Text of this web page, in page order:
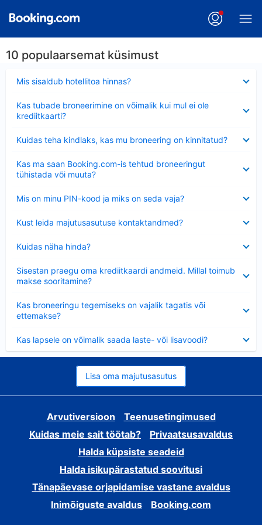
10 populaarsemat küsimust
Mis sisaldub hotellitoa hinnas?
Kas tubade broneerimine on võimalik kui mul ei ole
krediitkaarti?
Kuidas teha kindlaks, kas mu broneering on kinnitatud?
Kas ma saan Booking.com-is tehtud broneeringut
tühistada või muuta?
Mis on minu PIN-kood ja miks on seda vaja?
Kust leida majutusasutuse kontaktandmed?
Kuidas näha hinda?
Sisestan praegu oma krediitkaardi andmeid. Millal toimub
makse sooritamine?
Kas broneeringu tegemiseks on vajalik tagatis või
ettemakse?
Kas lapsele on võimalik saada laste- või lisavoodi?
Lisa oma majutusasutus
Arvutiversioon
Teenusetingimused
Kuidas meie sait töötab?
Privaatsusavaldus
Halda küpsiste seadeid
Halda isikupärastatud soovitusi
Tänapäevase orjapidamise vastane avaldus
Inimõiguste avaldus
Booking.com